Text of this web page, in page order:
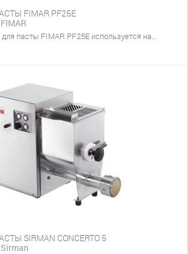
FIMAR PF25E
FIMAR
пасты FIMAR PF25E используется на...
SIRMAN CONCERTO 5
Sirman